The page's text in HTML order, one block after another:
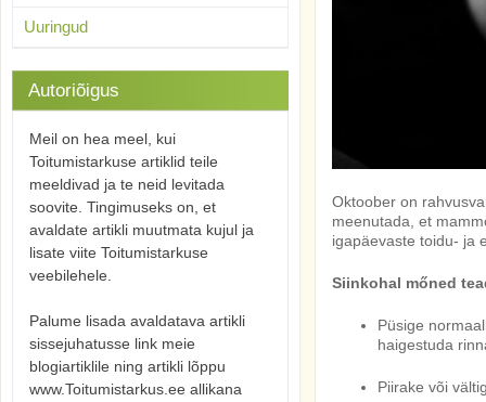
Oktoober on
meenutada, et
igapäevaste toidu- ja
Siinkohal mőned
Püsige
haigestuda
Piirake või
Uuringud
Autoriõigus
Meil on hea meel, kui
Toitumistarkuse artiklid teile
meeldivad ja te neid levitada
soovite. Tingimuseks on, et
avaldate artikli muutmata kujul ja
lisate viite Toitumistarkuse
veebilehele.
Palume lisada avaldatava artikli
sissejuhatusse link meie
blogiartiklile ning artikli lõppu
www.Toitumistarkus.ee allikana